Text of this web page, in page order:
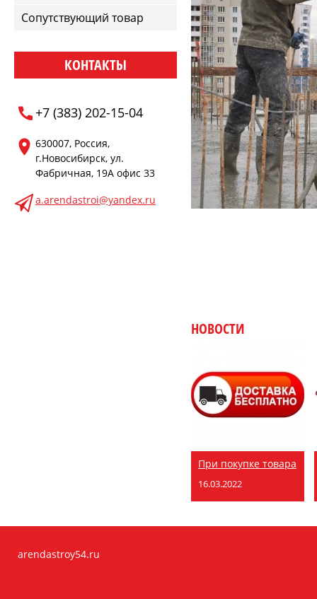
Сопутствующий товар
КОНТАКТЫ
+7 (383) 202-15-04
630007, Россия,
г.Новосибирск, ул.
Фабричная, 19А офис 33
a.arendastroi@yandex.ru
НОВОСТИ
При покупке товара
16.03.2022
arendastroy54.ru